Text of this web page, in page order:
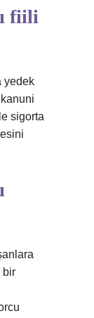
fiili
yedek
sigorta
bir